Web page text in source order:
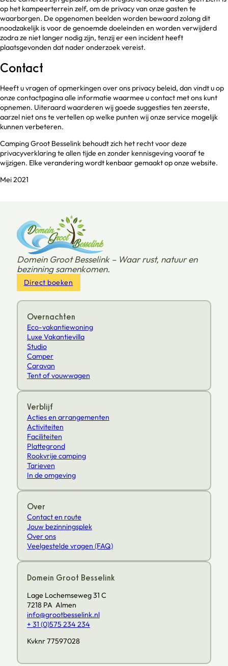
op het kampeerterrein zelf, om de privacy van onze gasten te
waarborgen. De opgenomen beelden worden bewaard zolang dit
noodzakelijk is voor de genoemde doeleinden en worden verwijderd
zodra ze niet langer nodig zijn, tenzij er een incident heeft
plaatsgevonden dat nader onderzoek vereist.
Contact
Heeft u vragen of opmerkingen over ons privacy beleid, dan vindt u op
onze contactpagina alle informatie waarmee u contact met ons kunt
opnemen. Uiteraard waarderen wij goede suggesties ten zeerste,
aarzel niet ons te vertellen op welke punten wij onze service mogelijk
kunnen verbeteren.
Camping Groot Besselink behoudt zich het recht voor deze
privacyverklaring te allen tijde en zonder kennisgeving vooraf te
wijzigen. Elke verandering wordt kenbaar gemaakt op onze website.
Mei 2021
Domein Groot Besselink – Waar rust, natuur en
bezinning samenkomen.
Direct boeken
Overnachten
Eco-vakantiewoning
Luxe Vakantievilla
Studio
Camper
Caravan
Tent of vouwwagen
Verblijf
Acties en arrangementen
Activiteiten
Faciliteiten
Plattegrond
Rookvrije camping
Tarieven
In de omgeving
Over
Contact en route
Jouw bezinningsplek
Over ons
Veelgestelde vragen (FAQ)
Domein Groot Besselink
Lage Lochemseweg 31 C
7218 PA Almen
info@grootbesselink.nl
+ 31 (0)575 234 234
Kvknr 77597028